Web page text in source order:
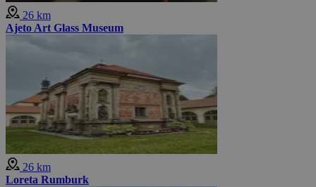
26 km
Ajeto Art Glass Museum
26 km
Loreta Rumburk